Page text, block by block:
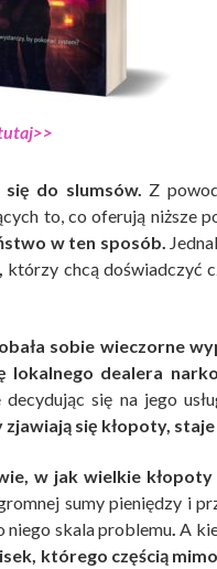
do slumsów. Z
to, co oferują niższe
w ten sposób.
którzy chcą doświadczyć
sobie wieczorne
lokalnego dealera
się na jego
zjawiają się kłopoty,
w jak wielkie kłopoty
sumy pieniędzy i
niego skala problemu.A
którego częścią